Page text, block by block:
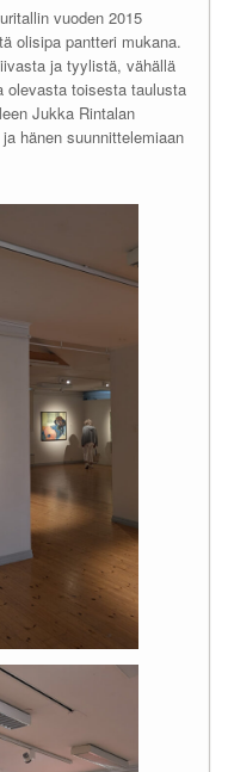
vuoden 2015
olisipa pantteri mukana.
ja tyylistä, vähällä
olevasta toisesta taulusta
Jukka Rintalan
hänen suunnittelemiaan